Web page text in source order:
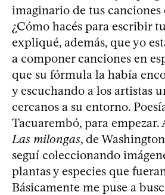
imaginario de tus canciones
¿Cómo hacés para escribir
expliqué, además, que yo
a componer canciones en
que su fórmula la había
y escuchando a los artistas
cercanos a su entorno.
Tacuarembó, para
Las milongas, de
seguí coleccionando
plantas y especies que
Básicamente me puse a